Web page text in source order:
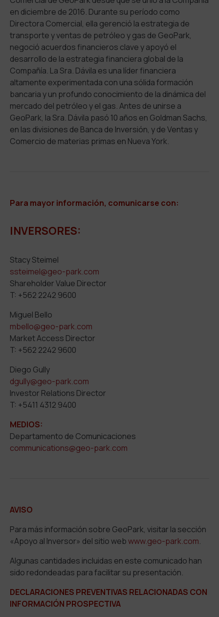
en diciembre de 2016. Durante su período como
Directora Comercial, ella gerenció la estrategia de
transporte y ventas de petróleo y gas de GeoPark,
negoció acuerdos financieros clave y apoyó el
desarrollo de la estrategia financiera global de la
Compañía. La Sra. Dávila es una líder financiera
altamente experimentada con una sólida formación
bancaria y un profundo conocimiento de la dinámica del
mercado del petróleo y el gas. Antes de unirse a
GeoPark, la Sra. Dávila pasó 10 años en Goldman Sachs,
en las divisiones de Banca de Inversión, y de Ventas y
Comercio de materias primas en Nueva York.
Para mayor información, comunicarse con:
INVERSORES:
Stacy Steimel
ssteimel@geo-park.com
Shareholder Value Director
T: +562 2242 9600
Miguel Bello
mbello@geo-park.com
Market Access Director
T: +562 2242 9600
Diego Gully
dgully@geo-park.com
Investor Relations Director
T: +5411 4312 9400
MEDIOS:
Departamento de Comunicaciones
communications@geo-park.com
AVISO
Para más información sobre GeoPark, visitar la sección
«Apoyo al Inversor» del sitio webwww.geo-park.com.
Algunas cantidades incluidas en este comunicado han
sido redondeadas para facilitar su presentación.
DECLARACIONES PREVENTIVAS RELACIONADAS CON
INFORMACIÓN PROSPECTIVA